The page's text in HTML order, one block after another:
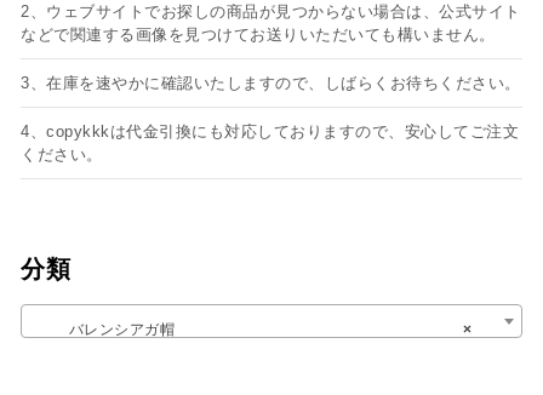
2、ウェブサイトでお探しの商品が見つからない場合は、公式サイト
などで関連する画像を見つけてお送りいただいても構いません。
3、在庫を速やかに確認いたしますので、しばらくお待ちください。
4、copykkkは代金引換にも対応しておりますので、安心してご注文
ください。
分類
×
バレンシアガ帽